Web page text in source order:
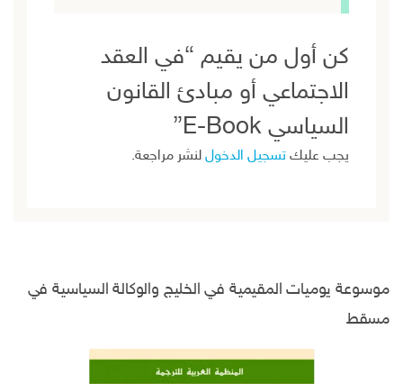
كن أول من يقيم “في العقد
الاجتماعي أو مبادئ القانون
السياسي E-Book”
يجب عليك تسجيل الدخول لنشر مراجعة.
موسوعة يوميات المقيمية في الخليج والوكالة السياسية في
مسقط